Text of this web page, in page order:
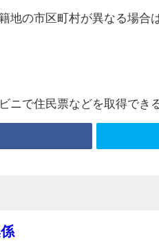
地の市区町村が異なる場
ニで住民票などを取得でき